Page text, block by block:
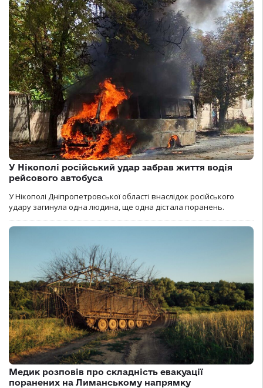
У Нікополі російський удар забрав життя водія
рейсового автобуса
У Нікополі Дніпропетровської області внаслідок російського
удару загинула одна людина, ще одна дістала поранень.
Медик розповів про складність евакуації
поранених на Лиманському напрямку